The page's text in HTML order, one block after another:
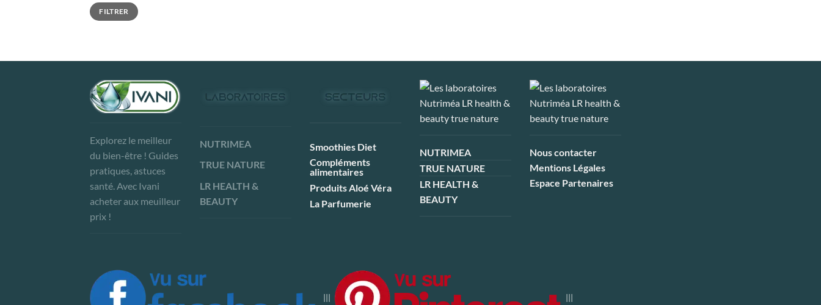
Prix
min
Prix
maxFILTRER
Explorez le meilleur
du bien-être ! Guides
pratiques, astuces
santé. Avec Ivani
acheter aux meuilleur
prix !
NUTRIMEA
TRUE NATURE
LR HEALTH &
BEAUTY
Smoothies Diet
Compléments
alimentaires
Produits Aloé Véra
La Parfumerie
NUTRIMEA
TRUE NATURE
LR HEALTH &
BEAUTY
Nous contacter
Mentions Légales
Espace Partenaires
||| |||